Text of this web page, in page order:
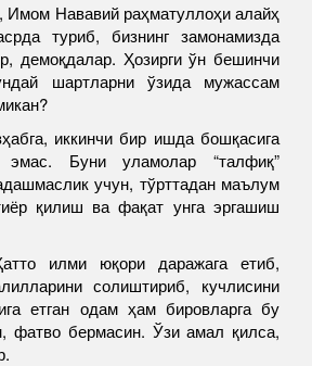
Имом Нававий раҳматуллоҳи алайҳ
туриб, бизнинг замонамизда
демоқдалар. Ҳозирги ўн бешинчи
шартларни ўзида мужассам
иккинчи бир ишда бошқасига
Буни уламолар “талфиқ”
учун, тўрттадан маълум
қилиш ва фақат унга эргашиш
илми юқори даражага етиб,
солиштириб, кучлисини
етган одам ҳам бировларга бу
фатво бермасин. Ўзи амал қилса,